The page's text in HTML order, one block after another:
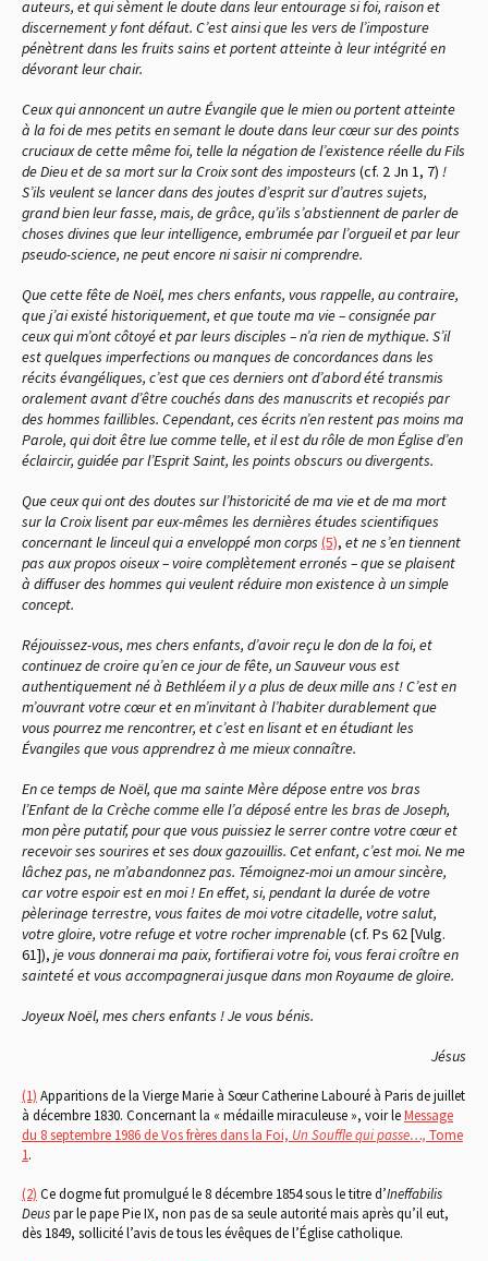
auteurs, et qui sèment le doute dans leur entourage si foi, raison et
discernement y font défaut. C’est ainsi que les vers de l’imposture
pénètrent dans les fruits sains et portent atteinte à leur intégrité en
dévorant leur chair.
Ceux qui annoncent un autre Évangile que le mien ou portent atteinte
à la foi de mes petits en semant le doute dans leur cœur sur des points
cruciaux de cette même foi, telle la négation de l’existence réelle du Fils
de Dieu et de sa mort sur la Croix sont des imposteurs (cf. 2 Jn 1, 7) !
S’ils veulent se lancer dans des joutes d’esprit sur d’autres sujets,
grand bien leur fasse, mais, de grâce, qu’ils s’abstiennent de parler de
choses divines que leur intelligence, embrumée par l’orgueil et par leur
pseudo-science, ne peut encore ni saisir ni comprendre.
Que cette fête de Noël, mes chers enfants, vous rappelle, au contraire,
que j’ai existé historiquement, et que toute ma vie – consignée par
ceux qui m’ont côtoyé et par leurs disciples – n’a rien de mythique. S’il
est quelques imperfections ou manques de concordances dans les
récits évangéliques, c’est que ces derniers ont d’abord été transmis
oralement avant d’être couchés dans des manuscrits et recopiés par
des hommes faillibles. Cependant, ces écrits n’en restent pas moins ma
Parole, qui doit être lue comme telle, et il est du rôle de mon Église d’en
éclaircir, guidée par l’Esprit Saint, les points obscurs ou divergents.
Que ceux qui ont des doutes sur l’historicité de ma vie et de ma mort
sur la Croix lisent par eux-mêmes les dernières études scientifiques
concernant le linceul qui a enveloppé mon corps (5), et ne s’en tiennent
pas aux propos oiseux – voire complètement erronés – que se plaisent
à diffuser des hommes qui veulent réduire mon existence à un simple
concept.
Réjouissez-vous, mes chers enfants, d’avoir reçu le don de la foi, et
continuez de croire qu’en ce jour de fête, un Sauveur vous est
authentiquement né à Bethléem il y a plus de deux mille ans ! C’est en
m’ouvrant votre cœur et en m’invitant à l’habiter durablement que
vous pourrez me rencontrer, et c’est en lisant et en étudiant les
Évangiles que vous apprendrez à me mieux connaître.
En ce temps de Noël, que ma sainte Mère dépose entre vos bras
l’Enfant de la Crèche comme elle l’a déposé entre les bras de Joseph,
mon père putatif, pour que vous puissiez le serrer contre votre cœur et
recevoir ses sourires et ses doux gazouillis. Cet enfant, c’est moi. Ne me
lâchez pas, ne m’abandonnez pas. Témoignez-moi un amour sincère,
car votre espoir est en moi ! En effet, si, pendant la durée de votre
pèlerinage terrestre, vous faites de moi votre citadelle, votre salut,
votre gloire, votre refuge et votre rocher imprenable(cf. Ps 62 [Vulg.
61]), je vous donnerai ma paix, fortifierai votre foi, vous ferai croître en
sainteté et vous accompagnerai jusque dans mon Royaume de gloire.
Joyeux Noël, mes chers enfants ! Je vous bénis.
Jésus
(1) Apparitions de la Vierge Marie à Sœur Catherine Labouré à Paris de juillet
à décembre 1830. Concernant la « médaille miraculeuse », voir leMessage
du 8 septembre 1986 de Vos frères dans la Foi, Un Souffle qui passe…, Tome
1.
(2) Ce dogme fut promulgué le 8 décembre 1854 sous le titre d’Ineffabilis
Deuspar le pape Pie IX, non pas de sa seule autorité mais après qu’il eut,
dès 1849, sollicité l’avis de tous les évêques de l’Église catholique.